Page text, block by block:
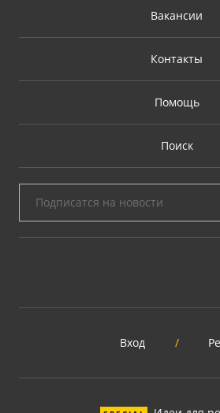
Вакансии
Контакты
Помощь
Поиск
Вход /